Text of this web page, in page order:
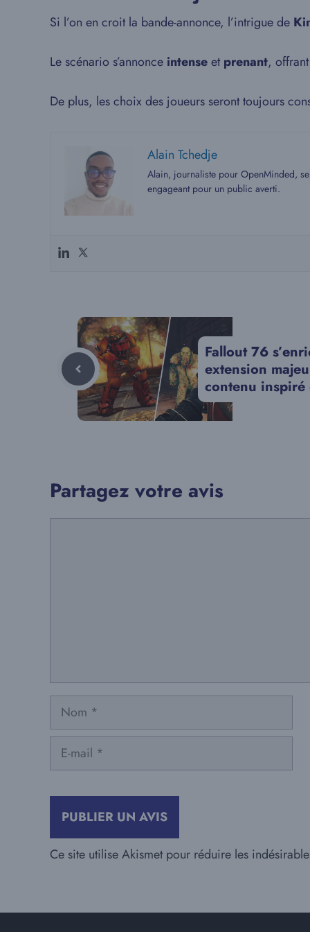
Si l’on en croit la bande-annonce, l’intrigue de
Le scénario s’annonce intenseetprenant,
De plus, les choix des joueurs seront toujours
Alain Tchedje
Alain, journaliste pour OpenMinded,
engageant pour un public averti.
Fallout 76
extension
contenu inspiré
Partagez votre avis
Nom
mail
Ce site utilise Akismet pour réduire les